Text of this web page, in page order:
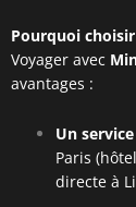
Pourquoi
Voyager avec
avantages :
Un
Paris
directe à